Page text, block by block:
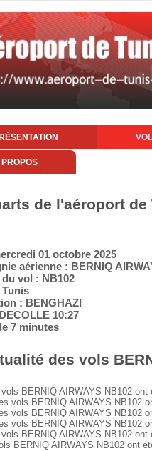
de l'aéroport
01 octobre 2025
aérienne : BERNIQ
vol : NB102
: BENGHAZI
10:27
7 minutes
des vols
BERNIQ AIRWAYS NB102
vols BERNIQ AIRWAYS NB102
vols BERNIQ AIRWAYS NB102
vols BERNIQ AIRWAYS NB102
BERNIQ AIRWAYS NB102
BERNIQ AIRWAYS NB102 ont